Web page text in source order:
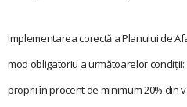
Implementarea corectă a Planului de
mod obligatoriu a următoarelor
proprii în procent de minimum 20% din